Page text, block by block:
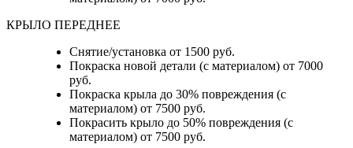
КРЫЛО ПЕРЕДНЕЕ
Снятие/установка от 1500 руб.
Покраска новой детали (с материалом) от 7000
руб.
Покраска крыла до 30% повреждения (с
материалом) от 7500 руб.
Покрасить крыло до 50% повреждения (с
материалом) от 7500 руб.